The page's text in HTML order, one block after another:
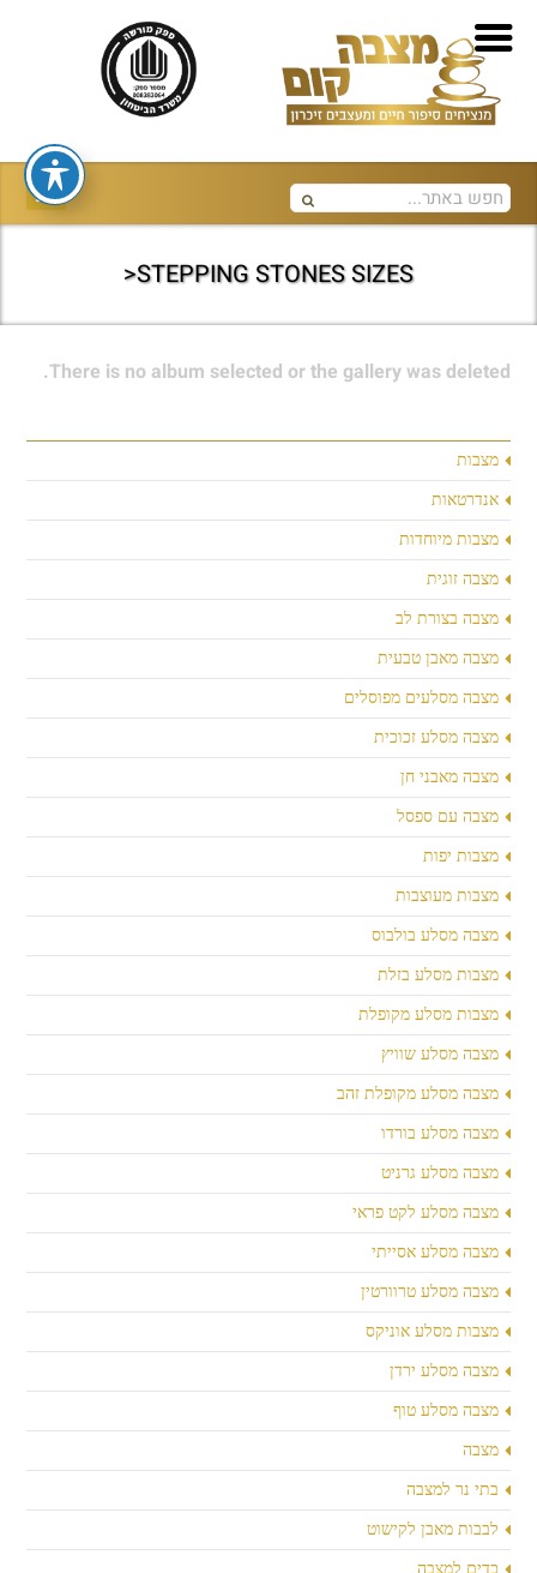
STEPPING STONES SIZES<
מצבות
אנדרטאות
מצבות מיוחדות
מצבה זוגית
מצבה בצורת לב
מצבה מאבן טבעית
מצבה מסלעים מפוסלים
מצבה מסלע זכוכית
מצבה מאבני חן
מצבה עם ספסל
מצבות יפות
מצבות מעוצבות
מצבה מסלע בולבוס
מצבות מסלע בזלת
מצבות מסלע מקופלת
מצבה מסלע שוויץ
מצבה מסלע מקופלת זהב
מצבה מסלע בורדו
מצבה מסלע גרניט
מצבה מסלע לקט פראי
מצבה מסלע אסייתי
מצבה מסלע טרוורטין
מצבות מסלע אוניקס
מצבה מסלע ירדן
מצבה מסלע טוף
מצבה
בתי נר למצבה
לבבות מאבן לקישוט
כדים למצבה
There is no album selected or the gallery was deleted.